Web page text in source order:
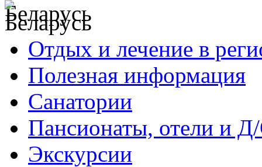
Беларусь
Отдых и лечение в
Полезная информация
Санатории
Пансионаты, отели и
Экскурсии